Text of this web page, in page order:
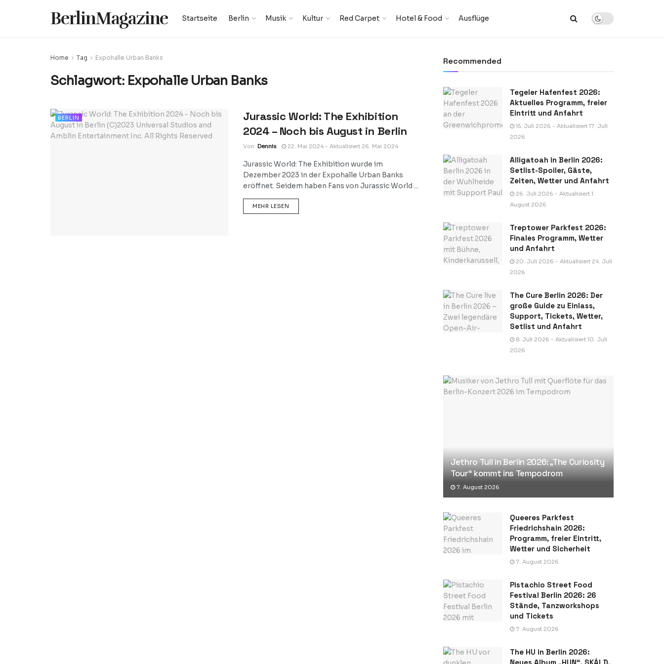
BerlinMagazine Startseite Berlin Musik Kultur Red Carpet Hotel & Food Ausflüge
Home Tag Expohalle Urban Banks
Schlagwort: Expohalle Urban Banks
BERLIN
Jurassic World: The Exhibition
2024 – Noch bis August in Berlin
Von Dennis 22. Mai 2024 - Aktualisiert 26. Mai 2024
Jurassic World: The Exhibition wurde im
Dezember 2023 in der Expohalle Urban Banks
eröffnet. Seidem haben Fans von Jurassic World ...
MEHR LESEN
Recommended
Tegeler Hafenfest 2026:
Aktuelles Programm, freier
Eintritt und Anfahrt
15. Juli 2026 - Aktualisiert 17. Juli
2026
Alligatoah in Berlin 2026:
Setlist-Spoiler, Gäste,
Zeiten, Wetter und Anfahrt
26. Juli 2026 - Aktualisiert 1.
August 2026
Treptower Parkfest 2026:
Finales Programm, Wetter
und Anfahrt
20. Juli 2026 - Aktualisiert 24. Juli
2026
The Cure Berlin 2026: Der
große Guide zu Einlass,
Support, Tickets, Wetter,
Setlist und Anfahrt
8. Juli 2026 - Aktualisiert 10. Juli
2026
Jethro Tull in Berlin 2026: „The Curiosity
Tour“ kommt ins Tempodrom
7. August 2026
Queeres Parkfest
Friedrichshain 2026:
Programm, freier Eintritt,
Wetter und Sicherheit
7. August 2026
Pistachio Street Food
Festival Berlin 2026: 26
Stände, Tanzworkshops
und Tickets
7. August 2026
The HU in Berlin 2026:
Neues Album „HUN“, SKÁLD,